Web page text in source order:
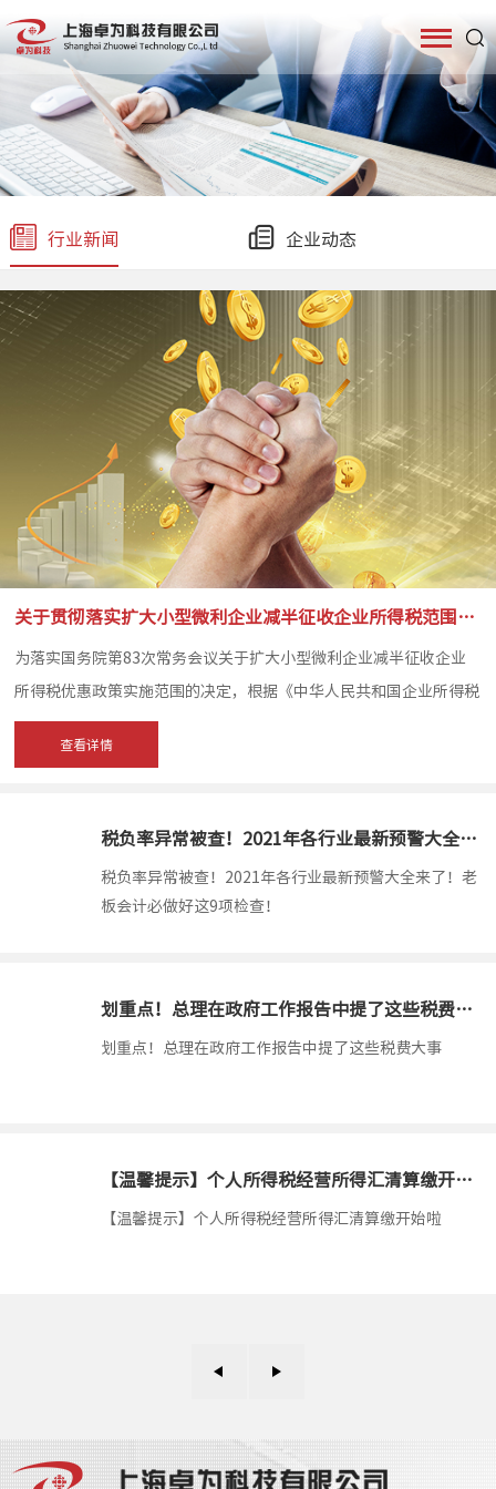
行业新闻 企业动态
关于贯彻落实扩大小型微利企业减半征收企业所得税范围有关问题的公告
为落实国务院第83次常务会议关于扩大小型微利企业减半征收企业
所得税优惠政策实施范围的决定，根据《中华人民共和国企业所得税
法》及其实施条例、《财政部国家税务总局关于小型微利企业所得税
查看详情
税负率异常被查！2021年各行业最新预警大全来了！老板会计必做好这9项检查！
税负率异常被查！2021年各行业最新预警大全来了！老
板会计必做好这9项检查！
划重点！总理在政府工作报告中提了这些税费大事
划重点！总理在政府工作报告中提了这些税费大事
【温馨提示】个人所得税经营所得汇清算缴开始啦
【温馨提示】个人所得税经营所得汇清算缴开始啦